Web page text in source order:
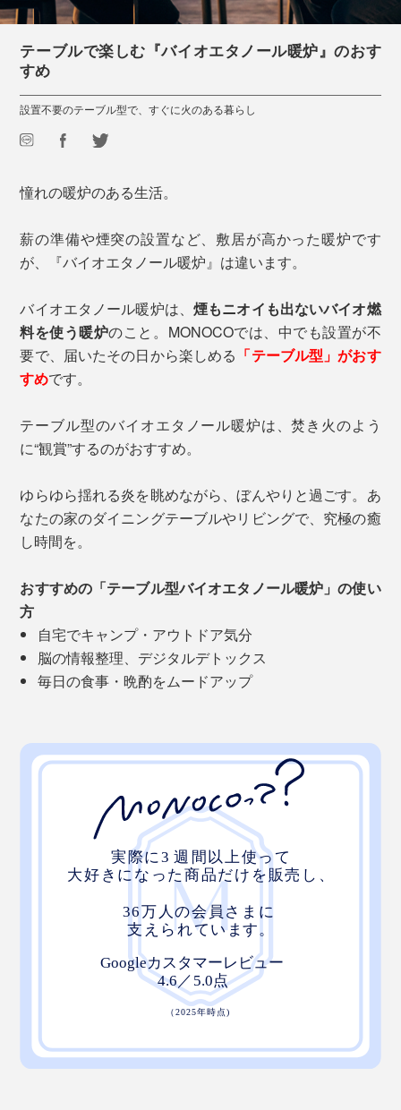
テーブルで楽しむ『バイオエタノール暖炉』のおす
すめ
設置不要のテーブル型で、すぐに火のある暮らし
憧れの暖炉のある生活。
薪の準備や煙突の設置など、敷居が高かった暖炉です
が、『バイオエタノール暖炉』は違います。
バイオエタノール暖炉は、 煙もニオイも出ないバイオ燃
料を使う暖炉のこと。MONOCOでは、中でも設置が不
要で、届いたその日から楽しめる 「テーブル型」がおす
すめです。
テーブル型のバイオエタノール暖炉は、焚き火のよう
に“観賞”するのがおすすめ。
ゆらゆら揺れる炎を眺めながら、ぼんやりと過ごす。あ
なたの家のダイニングテーブルやリビングで、究極の癒
し時間を。
おすすめの「テーブル型バイオエタノール暖炉」の使い
方
自宅でキャンプ・アウトドア気分
脳の情報整理、デジタルデトックス
毎日の食事・晩酌をムードアップ